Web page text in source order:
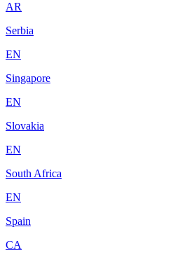
AR
Serbia
EN
Singapore
EN
Slovakia
EN
South Africa
EN
Spain
CA